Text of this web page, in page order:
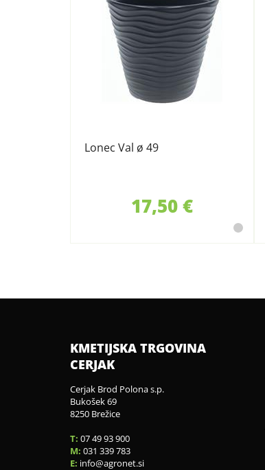
Lonec Val ø 49
17,50 €
KMETIJSKA TRGOVINA
CERJAK
Cerjak Brod Polona s.p.
Bukošek 69
8250 Brežice
T: 07 49 93 900
M: 031 339 783
E: info agronet.si